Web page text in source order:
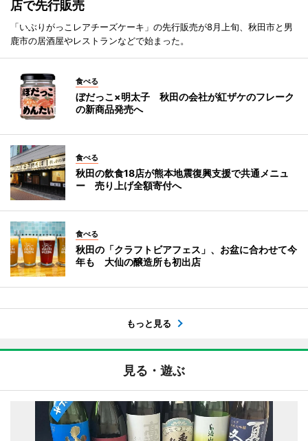
店で先行販売
「いぶりがっこレアチーズケーキ」の先行販売が8月上旬、秋田市と男
鹿市の居酒屋やレストランなどで始まった。
食べる
ぼだっこ×明太子 秋田の会社が紅ザケのフレーク
の新商品発売へ
食べる
秋田の飲食18店が熊本地震復興支援で共通メニュ
ー 売り上げ全額寄付へ
食べる
秋田の「クラフトビアフェス」、お盆に合わせて今
年も 大仙の醸造所も初出店
もっと見る
見る・遊ぶ